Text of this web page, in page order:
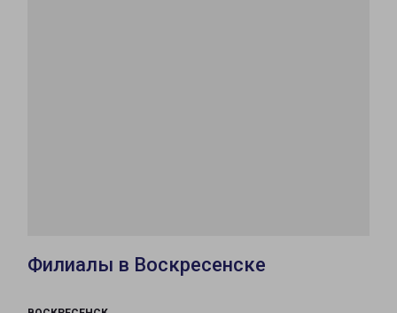
Филиалы в Воскресенске